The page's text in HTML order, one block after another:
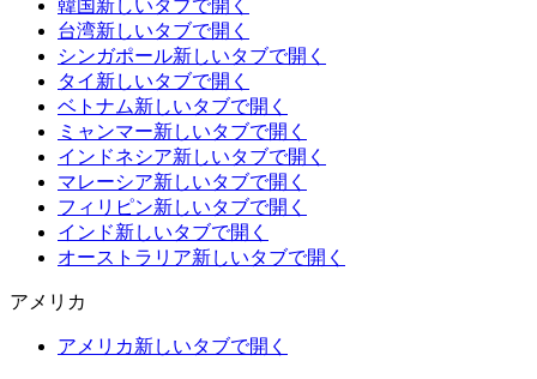
韓国新しいタブで開く
台湾新しいタブで開く
シンガポール新しいタブで開く
タイ 新しいタブで開く
ベトナム新しいタブで開く
ミャンマー新しいタブで開く
インドネシア新しいタブで開く
マレーシア新しいタブで開く
フィリピン新しいタブで開く
インド新しいタブで開く
オーストラリア新しいタブで開く
アメリカ
アメリカ新しいタブで開く